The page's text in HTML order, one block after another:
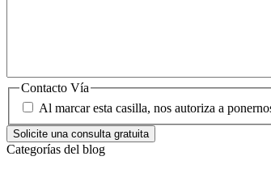
Contacto Vía
Al marcar esta casilla, nos autoriza a
Categorías del blog